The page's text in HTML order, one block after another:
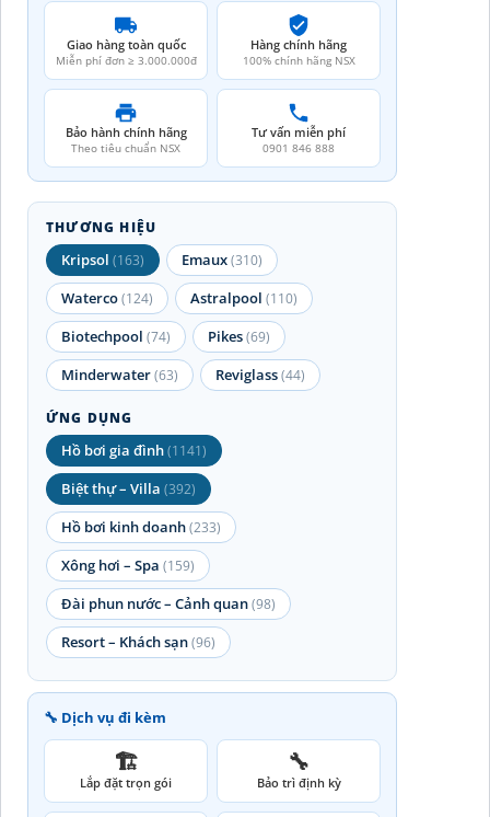
Giao hàng toàn quốc
Miễn phí đơn ≥ 3.000.000đ
Hàng chính hãng
100% chính hãng NSX
Bảo hành chính hãng
Theo tiêu chuẩn NSX
Tư vấn miễn phí
0901 846 888
THƯƠNG HIỆU
Kripsol (163) Emaux(310)
Waterco(124) Astralpool (110)
Biotechpool (74) Pikes(69)
Minderwater(63) Reviglass(44)
ỨNG DỤNG
Hồ bơi gia đình(1141)
Biệt thự – Villa (392)
Hồ bơi kinh doanh(233)
Xông hơi – Spa (159)
Đài phun nước – Cảnh quan(98)
Resort – Khách sạn(96)
🔧 Dịch vụ đi kèm
🏗️
Lắp đặt trọn gói
🔧
Bảo trì định kỳ